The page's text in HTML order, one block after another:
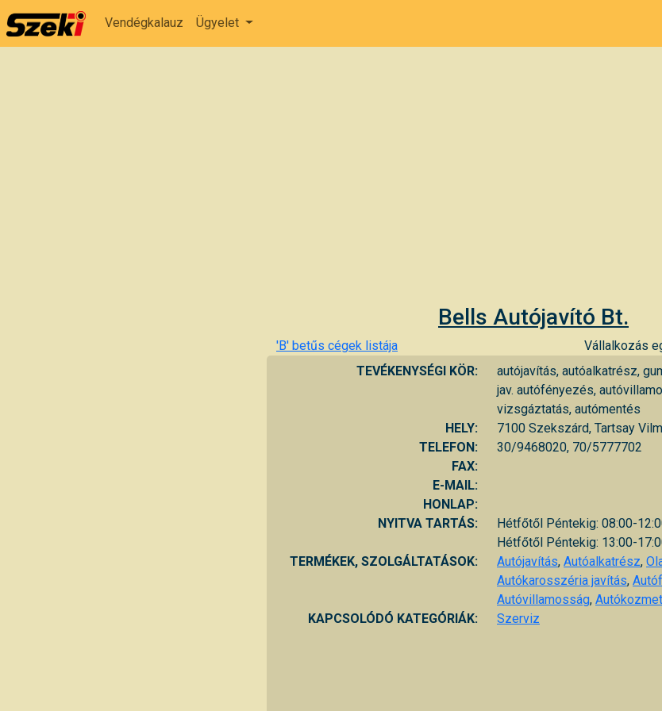
Vendégkalauz Ügyelet
Bells Autójavító Bt.
'B' betűs cégek listája
Vállalkozás
TEVÉKENYSÉGI KÖR:
autójavítás, autóalkatrész,
jav. autófényezés,
vizsgáztatás, autómentés
HELY:
7100 Szekszárd, Tartsay
TELEFON:
30/9468020, 70/5777702
FAX:
E-MAIL:
HONLAP:
NYITVA TARTÁS:
Hétfőtől Péntekig: 08:00-
Hétfőtől Péntekig: 13:00-
TERMÉKEK, SZOLGÁLTATÁSOK:
Autójavítás, Autóalkatrész,
Autókarosszéria javítás,
Autóvillamosság,
KAPCSOLÓDÓ KATEGÓRIÁK:
Szerviz